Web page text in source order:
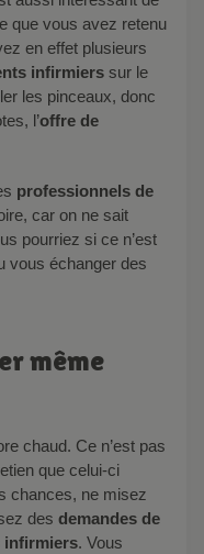
que vous avez retenu
en effet plusieurs
infirmiers sur le
les pinceaux, donc
l’offre de
professionnels de
car on ne sait
pourriez si ce n’est
vous échanger des
que celui-ci
chances, ne misez
des demandes de
infirmiers. Vous